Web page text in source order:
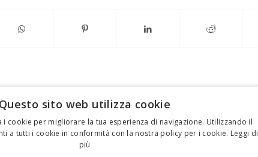
FEDERICO MOTTA EDITORE
Questo sito web utilizza cookie
i cookie per migliorare la tua esperienza di navigazione. Utilizzando il
a tutti i cookie in conformità con la nostra policy per i cookie. Leggi di
più